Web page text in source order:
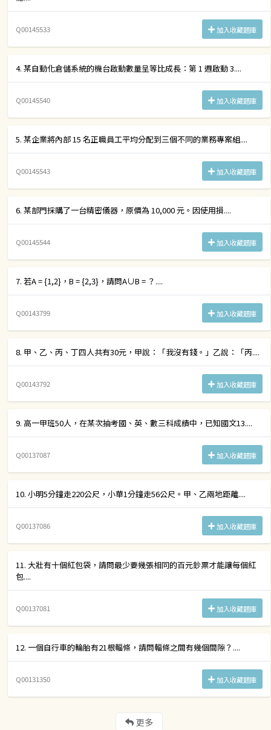
Q00145533 加入收藏題庫
4. 某自動化倉儲系統的機台啟動數量呈等比成長：第 1 週啟動 3....
Q00145540 加入收藏題庫
5. 某企業將內部 15 名正職員工平均分配到三個不同的業務專案組....
Q00145543 加入收藏題庫
6. 某部門採購了一台精密儀器，原價為 10,000 元。因使用損....
Q00145544 加入收藏題庫
7. 若A = {1,2}，B = {2,3}，請問A∪B = ？....
Q00143799 加入收藏題庫
8. 甲、乙、丙、丁四人共有30元，甲說：「我沒有錢。」乙說：「丙....
Q00143792 加入收藏題庫
9. 高一甲班50人，在某次抽考國、英、數三科成績中，已知國文13....
Q00137087 加入收藏題庫
10. 小明5分鐘走220公尺，小華1分鐘走56公尺。甲、乙兩地距離....
Q00137086 加入收藏題庫
11. 大壯有十個紅包袋，請問最少要幾張相同的百元鈔票才能讓每個紅
包....
Q00137081 加入收藏題庫
12. 一個自行車的輪胎有21根輻條，請問輻條之間有幾個間隙？....
Q00131350 加入收藏題庫
更多